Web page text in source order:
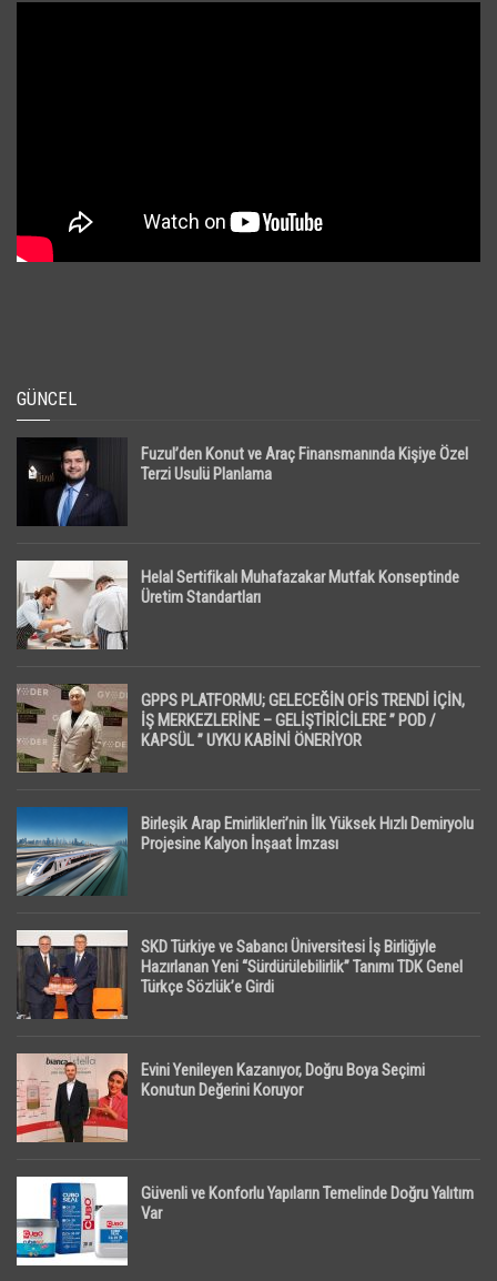
GÜNCEL
Fuzul’den Konut ve Araç Finansmanında Kişiye Özel
Terzi Usulü Planlama
Helal Sertifikalı Muhafazakar Mutfak Konseptinde
Üretim Standartları
GPPS PLATFORMU; GELECEĞİN OFİS TRENDİ İÇİN,
İŞ MERKEZLERİNE – GELİŞTİRİCİLERE ” POD /
KAPSÜL ” UYKU KABİNİ ÖNERİYOR
Birleşik Arap Emirlikleri’nin İlk Yüksek Hızlı Demiryolu
Projesine Kalyon İnşaat İmzası
SKD Türkiye ve Sabancı Üniversitesi İş Birliğiyle
Hazırlanan Yeni “Sürdürülebilirlik” Tanımı TDK Genel
Türkçe Sözlük’e Girdi
Evini Yenileyen Kazanıyor, Doğru Boya Seçimi
Konutun Değerini Koruyor
Güvenli ve Konforlu Yapıların Temelinde Doğru Yalıtım
Var